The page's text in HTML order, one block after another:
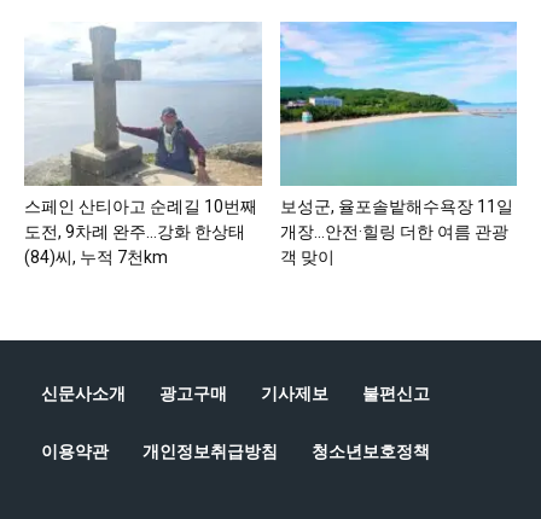
스페인 산티아고 순례길 10번째
도전, 9차례 완주…강화 한상태
(84)씨, 누적 7천km
보성군, 율포솔밭해수욕장 11일
개장…안전·힐링 더한 여름 관광
객 맞이
신문사소개 광고구매 기사제보 불편신고
이용약관 개인정보취급방침 청소년보호정책